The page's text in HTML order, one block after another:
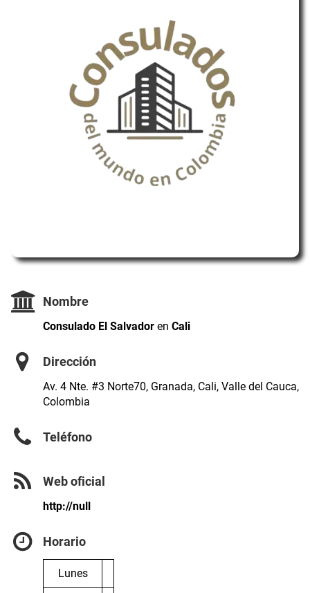
Nombre
Consulado El Salvador en Cali
Dirección
Av. 4 Nte. #3 Norte70, Granada, Cali, Valle del Cauca,
Colombia
Teléfono
Web oficial
http://null
Horario
Lunes